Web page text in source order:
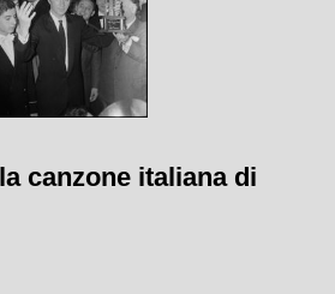
canzone italiana di